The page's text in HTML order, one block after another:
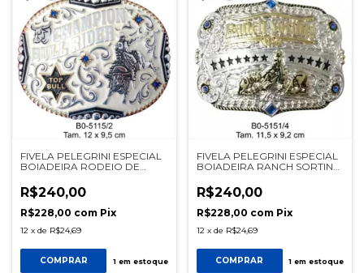
FIVELA PELEGRINI ESPECIAL
BOIADEIRA RODEIO DE
R$240,00
R$228,00 com Pix
12 x de R$24,69
COMPRAR 1em estoque
FIVELA PELEGRINI ESPECIAL
BOIADEIRA RANCH SORTING
R$240,00
R$228,00 com Pix
12 x de R$24,69
COMPRAR 1 em estoque